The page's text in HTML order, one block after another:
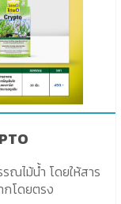
ณไม้น้ำ โดยให้สาร
กโดยตรง